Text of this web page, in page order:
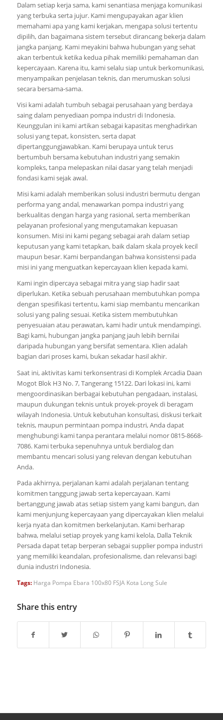
Dalam setiap kerja sama, kami senantiasa menjaga komunikasi
yang terbuka serta jujur. Kami mengupayakan agar klien
memahami apa yang kami kerjakan, mengapa solusi tertentu
dipilih, dan bagaimana sistem tersebut dirancang bekerja dalam
jangka panjang. Kami meyakini bahwa hubungan yang sehat
akan terbentuk ketika kedua pihak memiliki pemahaman dan
kepercayaan. Karena itu, kami selalu siap untuk berkomunikasi,
menyampaikan penjelasan teknis, dan merumuskan solusi
secara bersama-sama.
Visi kami adalah tumbuh sebagai perusahaan yang berdaya
saing dalam penyediaan pompa industri di Indonesia.
Keunggulan ini kami artikan sebagai kapasitas menghadirkan
solusi yang tepat, konsisten, serta dapat
dipertanggungjawabkan. Kami berupaya untuk terus
bertumbuh bersama kebutuhan industri yang semakin
kompleks, tanpa melepaskan nilai dasar yang telah menjadi
fondasi kami sejak awal.
Misi kami adalah memberikan solusi industri bermutu dengan
performa yang andal, menawarkan pompa industri yang
berkualitas dengan harga yang rasional, serta memberikan
pelayanan profesional yang mengutamakan kepuasan
konsumen. Misi ini kami pegang sebagai arah dalam setiap
keputusan yang kami tetapkan, baik dalam skala proyek kecil
maupun besar. Kami berpandangan bahwa konsistensi pada
misi ini yang menguatkan kepercayaan klien kepada kami.
Kami ingin dipercaya sebagai mitra yang siap hadir saat
diperlukan. Ketika sebuah perusahaan membutuhkan pompa
dengan spesifikasi tertentu, kami siap membantu mencarikan
solusi yang paling sesuai. Ketika sistem membutuhkan
penyesuaian atau perawatan, kami hadir untuk mendampingi.
Bagi kami, hubungan jangka panjang jauh lebih bernilai
daripada hubungan yang bersifat sementara. Klien adalah
bagian dari proses kami, bukan sekadar hasil akhir.
Saat ini, aktivitas kami terkonsentrasi di Komplek Arcadia Daan
Mogot Blok H3 No. 7, Tangerang 15122. Dari lokasi ini, kami
mengoordinasikan berbagai kebutuhan pengadaan, instalasi,
maupun dukungan teknis untuk proyek-proyek di beragam
wilayah Indonesia. Untuk kebutuhan konsultasi, diskusi terkait
teknis, maupun permintaan pompa industri, Anda dapat
menghubungi kami tanpa perantara melalui nomor 0815-8668-
7086. Kami terbuka sepenuhnya untuk berdialog dan
membantu mencari solusi yang relevan dengan kebutuhan
Anda.
Pada akhirnya, perjalanan kami adalah perjalanan tentang
komitmen tanggung jawab serta kepercayaan. Kami
bertanggung jawab atas setiap sistem yang kami bangun, dan
kami menjunjung kepercayaan yang dipercayakan klien melalui
kerja nyata dan komitmen berkelanjutan. Kami berharap
bahwa, melalui setiap proyek yang kami kelola, Dalla Teknik
Persada dapat tetap berperan sebagai supplier pompa industri
yang memiliki keandalan, profesionalisme, dan relevansi bagi
dunia industri Indonesia.
Tags: Harga Pompa Ebara 100x80 FSJA Kota Long Sule
Share this entry